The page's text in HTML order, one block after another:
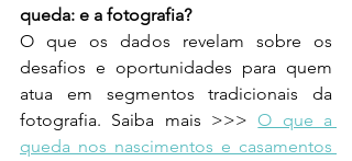
queda: e a fotografia?
O que os dados revelam sobre os
desafios e oportunidades para quem
atua em segmentos tradicionais da
fotografia. Saiba mais >>> O que a
queda nos nascimentos e casamentos